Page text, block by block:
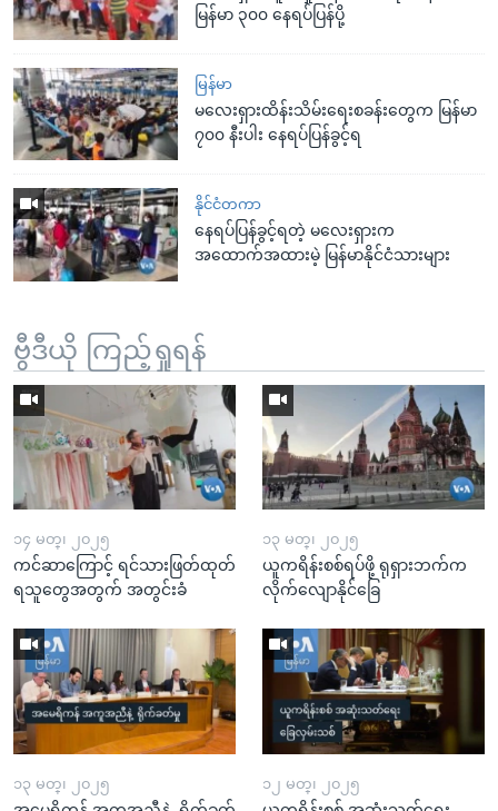
မြန်မာ ၃၀၀ နေရပ်ပြန်ပို့
မြန်မာ
မလေးရှားထိန်းသိမ်းရေးစခန်းတွေက မြန်မာ
၇၀၀ နီးပါး နေရပ်ပြန်ခွင့်ရ
နိုင်ငံတကာ
နေရပ်ပြန်ခွင့်ရတဲ့ မလေးရှားက
အထောက်အထားမဲ့ မြန်မာနိုင်ငံသားများ
ဗွီဒီယို ကြည့်ရှုရန်
၁၄ မတ္၊ ၂၀၂၅
ကင်ဆာကြောင့် ရင်သားဖြတ်ထုတ်
ရသူတွေအတွက် အတွင်းခံ
၁၃ မတ္၊ ၂၀၂၅
ယူကရိန်းစစ်ရပ်ဖို့ ရုရှားဘက်က
လိုက်လျောနိုင်ခြေ
၁၃ မတ္၊ ၂၀၂၅ ၁၂ မတ္၊ ၂၀၂၅